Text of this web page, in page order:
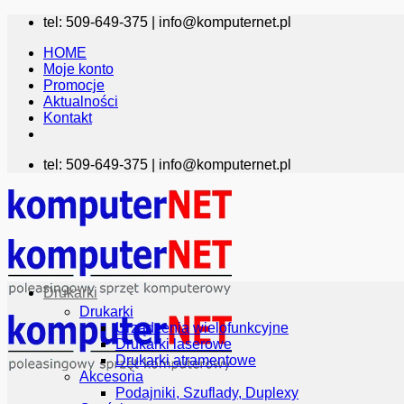
Przewiń
zawartości
tel: 509-649-375 | info@komputernet.pl
HOME
Moje konto
Promocje
Aktualności
Kontakt
tel: 509-649-375 | info@komputernet.pl
Drukarki
Drukarki
Urządzenia wielofunkcyjne
Drukarki laserowe
Drukarki atramentowe
Akcesoria
Podajniki, Szuflady, Duplexy